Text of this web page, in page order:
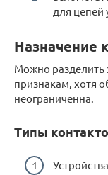
для цепей
Назначение
Можно разделить
признакам, хотя
неограниченна.
Типы